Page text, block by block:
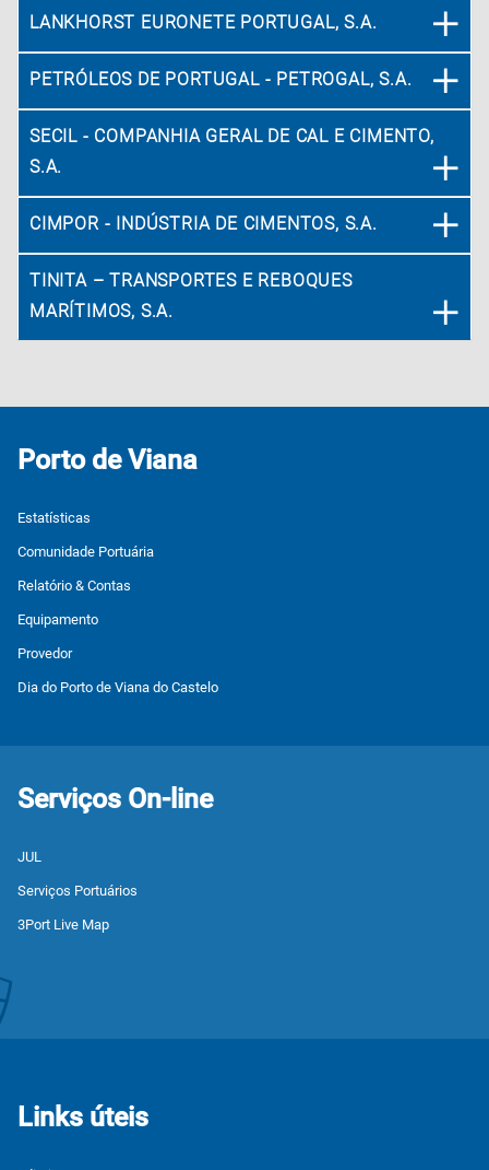
LANKHORST EURONETE PORTUGAL, S.A.
PETRÓLEOS DE PORTUGAL - PETROGAL, S.A.
SECIL - COMPANHIA GERAL DE CAL E CIMENTO,
S.A.
CIMPOR - INDÚSTRIA DE CIMENTOS, S.A.
TINITA – TRANSPORTES E REBOQUES
MARÍTIMOS, S.A.
Porto de Viana
Estatísticas
Comunidade Portuária
Relatório & Contas
Equipamento
Provedor
Dia do Porto de Viana do Castelo
Serviços On-line
JUL
Serviços Portuários
3Port Live Map
Links úteis